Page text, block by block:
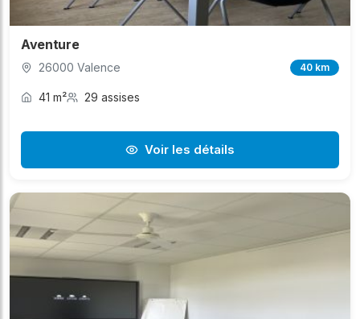
Aventure
26000 Valence 40 km
41 m² 29 assises
Voir les détails